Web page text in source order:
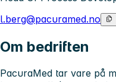
l.berg@pacuramed.no
Om bedriften
PacuraMed tar vare på